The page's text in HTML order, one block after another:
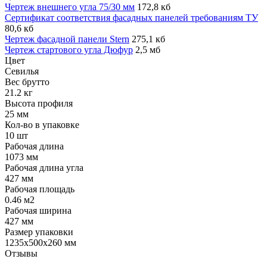
Чертеж внешнего угла 75/30 мм 172,8 кб
Сертификат соответствия фасадных панелей требованиям ТУ
80,6 кб
Чертеж фасадной панели Stern 275,1 кб
Чертеж стартового угла Дюфур 2,5 мб
Цвет
Севилья
Вес брутто
21.2 кг
Высота профиля
25 мм
Кол-во в упаковке
10 шт
Рабочая длина
1073 мм
Рабочая длина угла
427 мм
Рабочая площадь
0.46 м2
Рабочая ширина
427 мм
Размер упаковки
1235x500x260 мм
Отзывы